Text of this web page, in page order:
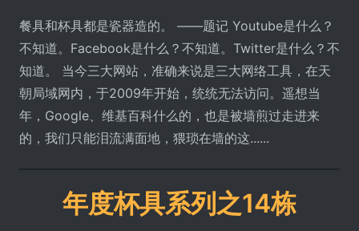
餐具和杯具都是瓷器造的。 ——题记 Youtube是什么？
不知道。Facebook是什么？不知道。Twitter是什么？不
知道。 当今三大网站，准确来说是三大网络工具，在天
朝局域网内，于2009年开始，统统无法访问。遥想当
年，Google、维基百科什么的，也是被墙煎过走进来
的，我们只能泪流满面地，猥琐在墙的这......
年度杯具系列之14栋